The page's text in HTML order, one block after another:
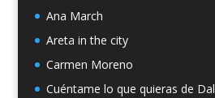
Ana March
Areta in the city
Carmen Moreno
Cuéntame lo que quieras de